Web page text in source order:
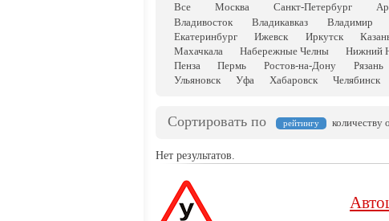
Все Москва Санкт-Петербург
Владивосток Владикавказ Владимир
Екатеринбург
Ижевск Иркутск
Махачкала
Набережные Челны Нижний
Пенза
Пермь Ростов-на-Дону Рязань
Ульяновск
Уфа Хабаровск Челябинск
Сортировать по рейтингу количеству
Нет результатов.